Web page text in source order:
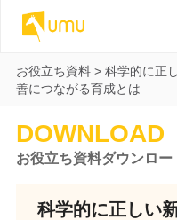
お役立ち資料> 科学的に正
善につながる育成とは
DOWNLOAD
お役立ち資料ダウンロー
科学的に正しい